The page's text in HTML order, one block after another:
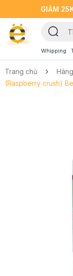
GIẢM
Whipping
Trang chủ
(Raspberry crush)